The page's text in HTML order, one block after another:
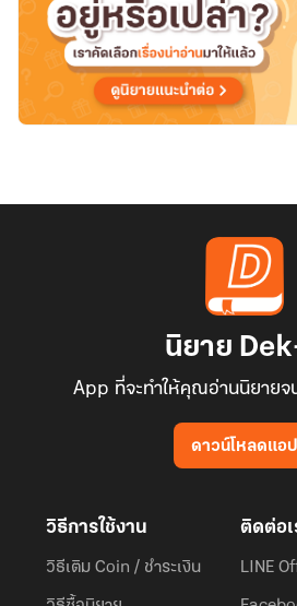
นิยาย
App ที่จะทำให้คุณอ่านนิยายจ
ดาวน์โหลดแอป
วิธีการใช้งาน
วิธีเติม Coin / ชำระเงิน
ติดต่อเ
LINE